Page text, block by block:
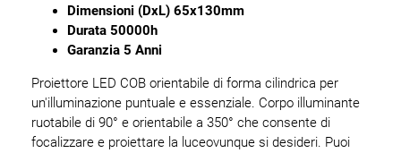
Dimensioni (DxL) 65x130mm
Durata 50000h
Garanzia 5 Anni
Proiettore LED COB orientabile di forma cilindrica per
un'illuminazione puntuale e essenziale. Corpo illuminante
ruotabile di 90° e orientabile a 350° che consente di
focalizzare e proiettare la luceovunque si desideri. Puoi